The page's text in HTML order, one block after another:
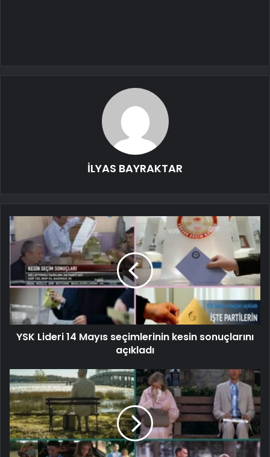
İLYAS BAYRAKTAR
YSK Lideri 14 Mayıs seçimlerinin kesin sonuçlarını
açıkladı